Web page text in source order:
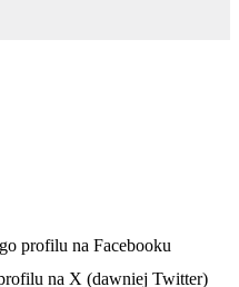
karcie
profilu na Facebooku
na X (dawniej Twitter)